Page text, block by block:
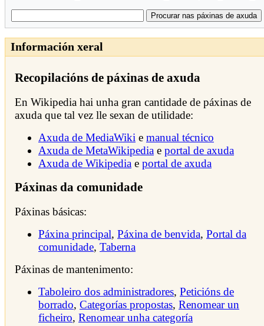
Información xeral
Recopilacións de páxinas de axuda
En Wikipedia hai unha gran cantidade de páxinas de
axuda que tal vez lle sexan de utilidade:
Axuda de MediaWiki e manual técnico
Axuda de MetaWikipedia e portal de axuda
Axuda de Wikipedia e portal de axuda
Páxinas da comunidade
Páxinas básicas:
Páxina principal, Páxina de benvida, Portal da
comunidade, Taberna
Páxinas de mantenimento:
Taboleiro dos administradores, Peticións de
borrado, Categorías propostas, Renomear un
ficheiro, Renomear unha categoría